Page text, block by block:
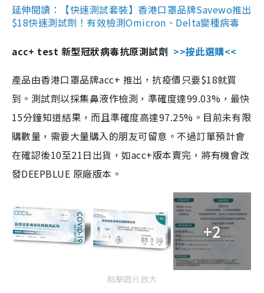
延伸閱讀：【快速測試套裝】香港口罩品牌Savewo推出
$18快速測試劑！有效檢測Omicron、Delta變種病毒
acc+ test 新型冠狀病毒抗原測試劑 >>按此選購<<
產品由香港口罩品牌acc+ 推出，抗疫價只要$18就買
到。測試劑以採集鼻液作檢測，準確度達99.03%，最快
15分鐘知道結果，而且準確度高達97.25%。目前未有限
購數量，需要大量購入的朋友可留意。不過訂單預計會
在確認後10至21日出貨，如acc+版本賣完，將有機會改
發DEEPBLUE 原廠版本。
+2
點擊圖片放大